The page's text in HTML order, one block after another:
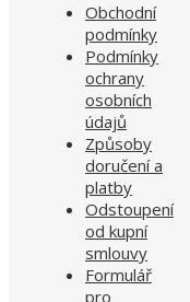
Obchodní
podmínky
Podmínky
ochrany
osobních
údajů
Způsoby
doručení a
platby
Odstoupení
od kupní
smlouvy
Formulář
pro